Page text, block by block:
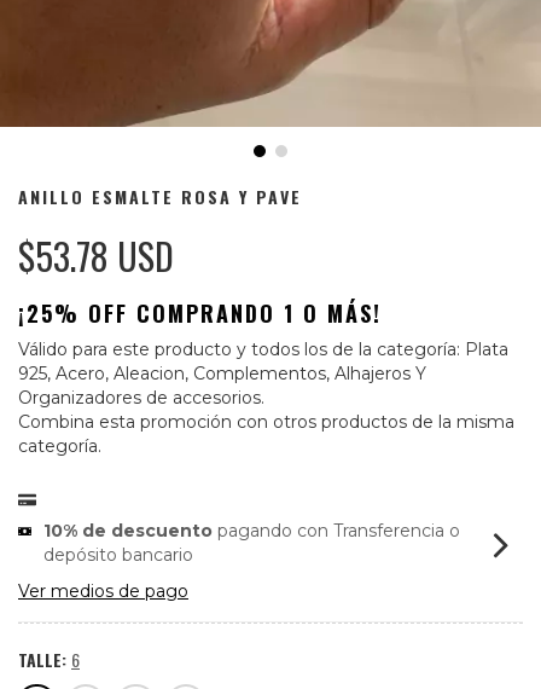
ANILLO ESMALTE ROSA Y PAVE
$53.78 USD
¡25% OFF COMPRANDO 1 O MÁS!
Válido para este producto y todos los de la categoría: Plata
925, Acero, Aleacion, Complementos, Alhajeros Y
Organizadores de accesorios.
Combina esta promoción con otros productos de la misma
categoría.
10% de descuento pagando con Transferencia o
depósito bancario
Ver medios de pago
TALLE: 6